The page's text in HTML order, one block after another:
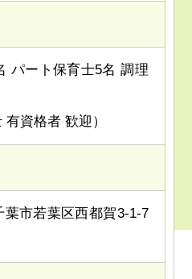
パート保育士5名 調理
有資格者 歓迎）
葉市若葉区西都賀3-1-7